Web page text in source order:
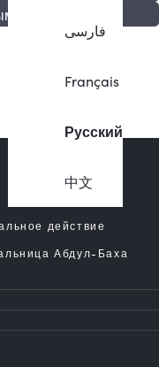
فارسی
Français
Русский
中文
статьями
действие
Абдул-Баха